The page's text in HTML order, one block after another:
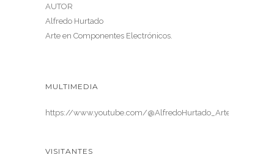
AUTOR
Alfredo Hurtado
Arte en Componentes Electrónicos.
MULTIMEDIA
https://www.youtube.com/@AlfredoHurtado_ArteElectronica
VISITANTES